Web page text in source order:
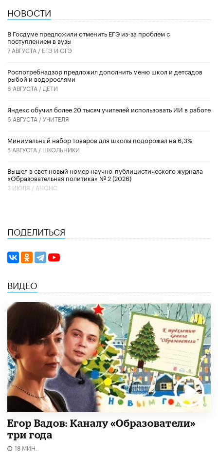
НОВОСТИ
В Госдуме предложили отменить ЕГЭ из-за проблем с
поступлением в вузы
7 АВГУСТА / ЕГЭ И ОГЭ
Роспотребнадзор предложил дополнить меню школ и детсадов
рыбой и водорослями
6 АВГУСТА / ДЕТИ
​Яндекс обучил более 20 тысяч учителей использовать ИИ в работе
6 АВГУСТА /УЧИТЕЛЯ
Минимальный набор товаров для школы подорожал на 6,3%
5 АВГУСТА / ШКОЛЬНИКИ
Вышел в свет новый номер научно-публицистического журнала
«Образовательная политика» № 2 (2026)
3 ИЮЛЯ / АНОНС
ПОДЕЛИТЬСЯ
ВИДЕО
Егор Вадов: Каналу «Образователи»
три года
18 МИН.